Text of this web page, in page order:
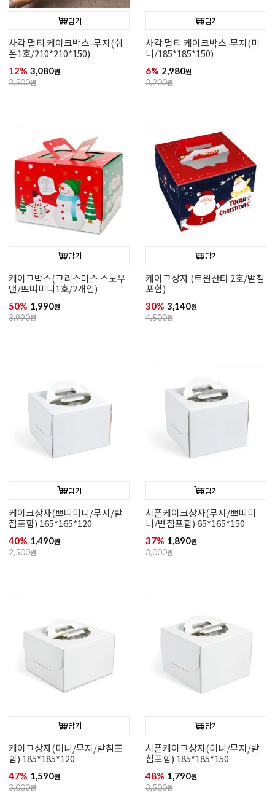
담기
사각 멀티 케이크박스-무지(쉬
폰1호/210*210*150)
12% 3,080원
3,500원
담기
사각 멀티 케이크박스-무지(미
니/185*185*150)
6% 2,980원
3,200원
담기
케이크박스(크리스마스 스노우
맨/쁘띠미니1호/2개입)
50% 1,990원
3,990원
담기
케이크상자 (트윈산타 2호/받침
포함)
30% 3,140원
4,500원
담기
케이크상자(쁘띠미니/무지/받
침포함) 165*165*120
40% 1,490원
2,500원
담기
시폰케이크상자(무지/쁘띠미
니/받침포함) 65*165*150
37% 1,890원
3,000원
담기
케이크상자(미니/무지/받침포
함) 185*185*120
47% 1,590원
3,000원
담기
시폰케이크상자(미니/무지/받
침포함) 185*185*150
48% 1,790원
3,500원